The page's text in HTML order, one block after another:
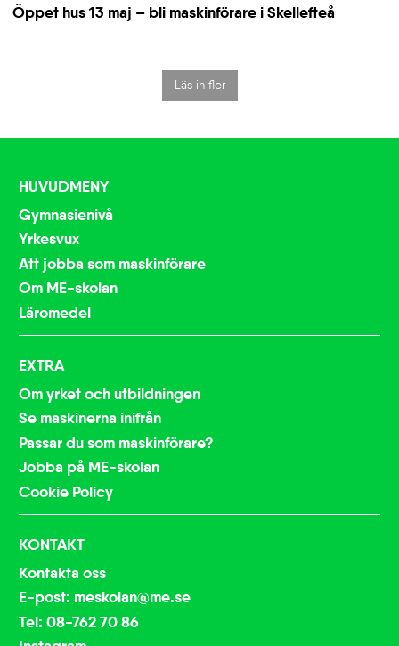
Öppet hus 13 maj – bli maskinförare i Skellefteå
Läs in fler
HUVUDMENY
Gymnasienivå
Yrkesvux
Att jobba som maskinförare
Om ME-skolan
Läromedel
EXTRA
Om yrket och utbildningen
Se maskinerna inifrån
Passar du som maskinförare?
Jobba på ME-skolan
Cookie Policy
KONTAKT
Kontakta oss
E-post: meskolan@me.se
Tel: 08-762 70 86